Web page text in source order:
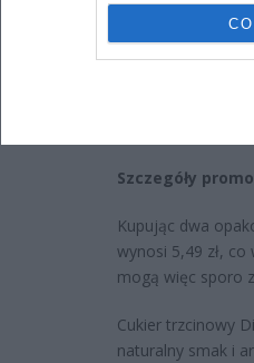
7 sierpnia 2026
ZUS
Szczegóły
Kupując dwa
wynosi 5,49 zł, co
mogą więc sporo
Cukier trzcinowy
naturalny smak i